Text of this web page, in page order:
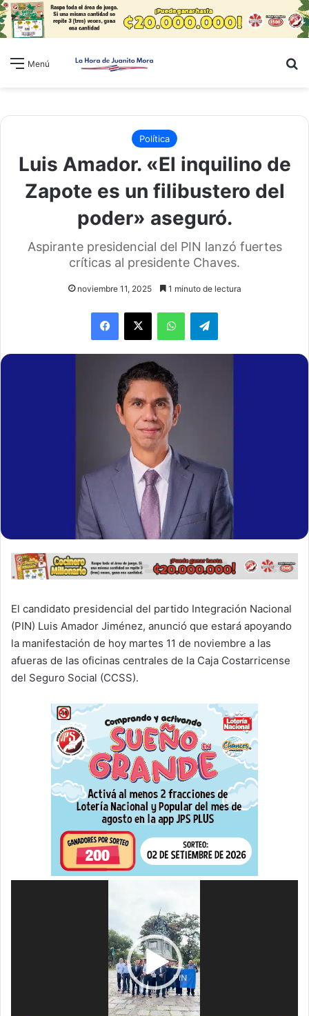
Menú
Política
Luis Amador. «El inquilino de
Zapote es un filibustero del
poder» aseguró.
Aspirante presidencial del PIN lanzó fuertes
críticas al presidente Chaves.
noviembre 11, 2025 1 minuto de lectura
WhatsAppTelegram
El candidato presidencial del partido Integración Nacional
(PIN) Luis Amador Jiménez, anunció que estará apoyando
la manifestación de hoy martes 11 de noviembre a las
afueras de las oficinas centrales de la Caja Costarricense
del Seguro Social (CCSS).